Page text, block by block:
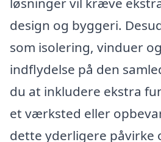
design og byggeri.
som isolering, vinduer
indflydelse på den
du at inkludere ekstra
et værksted eller
dette yderligere påvirke